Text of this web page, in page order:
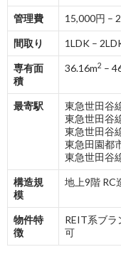
管理費 15,000円 –
間取り 1LDK –
専有面
積
36.16m2 –
最寄駅
東急世田谷
東急世田谷
東急世田谷
東急田園都
東急世田谷
構造規
模
地上9階 RC
物件特
徴
REIT系ブラ
可